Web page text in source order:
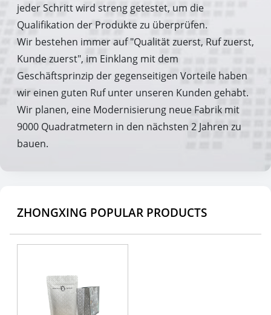
jeder Schritt wird streng getestet, um die
Qualifikation der Produkte zu überprüfen.
Wir bestehen immer auf "Qualität zuerst, Ruf zuerst,
Kunde zuerst", im Einklang mit dem
Geschäftsprinzip der gegenseitigen Vorteile haben
wir einen guten Ruf unter unseren Kunden gehabt.
Wir planen, eine Modernisierung neue Fabrik mit
9000 Quadratmetern in den nächsten 2 Jahren zu
bauen.
ZHONGXING POPULAR PRODUCTS